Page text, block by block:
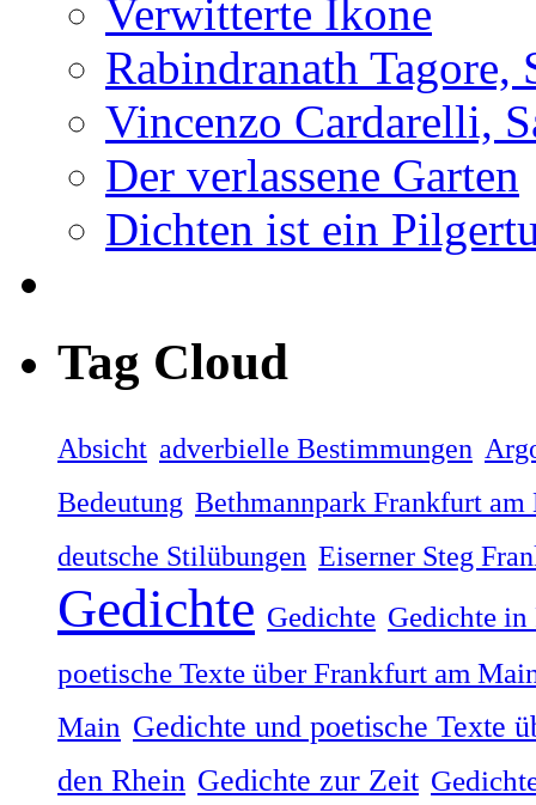
Verwitterte Ikone
Rabindranath
Vincenzo Cardarelli,
Der verlassene Garten
Dichten ist ein
Tag Cloud
Absicht adverbielle Bestimmungen
Bedeutung Bethmannpark Frankfurt am
deutsche Stilübungen Eiserner Steg
Gedichte Gedichte Gedichte in
poetische Texte über Frankfurt am
Main Gedichte und poetische Texte
den Rhein Gedichte zur Zeit